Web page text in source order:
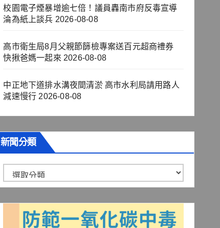
校園電子煙暴增逾七倍！議員轟南市府反毒宣導
淪為紙上談兵 2026-08-08
高市衛生局8月父親節篩檢專案送百元超商禮券
快揪爸媽一起來 2026-08-08
中正地下道排水溝夜間清淤 高市水利局請用路人
減速慢行 2026-08-08
新聞分類
聞
分